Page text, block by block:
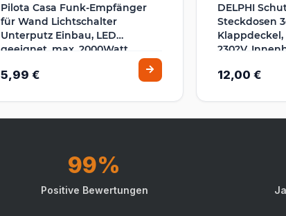
Pilota Casa Funk-Empfänger
für Wand Lichtschalter
Unterputz Einbau, LED
geeignet, max. 2000Watt,
49x49x25mm, Ergänzung für
einen Lichtschalter EIN AUS
5,99 €
DELPHI
Steckdosen
230?V,
12,00 €
99%
Positive Bewertungen